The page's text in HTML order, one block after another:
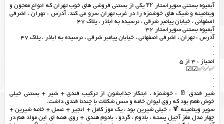
آبمیوه بستنی سوپراستار ۳۲ یکی از بستنی فروشی های خوب تهران که انواع معجون و
ویتامینه و شیک های خوشمزه را در غرب تهران سرو می کند. آدرس : تهران ، اشرفی
اصفهانی ، خیابان پیامبر شرقی ، نرسیده به اباذر ، پلاک 47
آبمیوه بستنی سوپراستار 32
آدرس : تهران ، اشرفی اصفهانی ، خیابان پیامبر شرقی ، نرسیده به اباذر ، پلاک 47
.
.
امتیاز : 3 از 5
✅✅✅☑☑
.
.
شیر فندق 🥛 : خوشمزه ، ابتکار جذابشون از ترکیب فندق + شیر + بستنی خیلی
خوش طعم بود که روی لیوان خامه و سس شکلات با چندتا فندق داشت.
سوپر ویتامینه 🍹 : خیلی شیرین بود ، یک موز کامل + انجیر + عسل + خامه شیرین +
چهار مدل مغز آجیل پسته ، بادوم ، گردو ، بادوم هندی + روی همه ای این مواد هم در